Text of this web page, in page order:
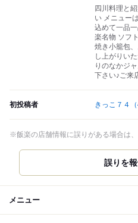
四川料理と
い メニュー
込めて一品
楽名物 ソフ
焼き小籠包
し上がりい
りのなかジ
下さい♪ご来
初投稿者 きっこ７４
※飯楽の店舗情報に誤りがある場合は、
誤りを
メニュー